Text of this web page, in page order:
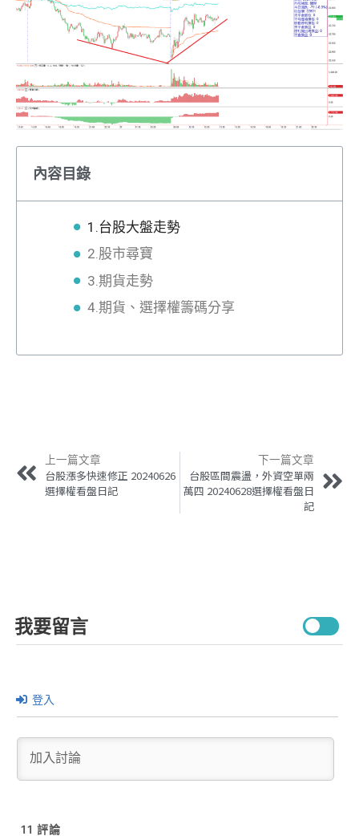
內容目錄
1.台股大盤走勢
2.股市尋寶
3.期貨走勢
4.期貨、選擇權籌碼分享
上一篇文章
台股漲多快速修正 20240626
選擇權看盤日記
下一篇文章
台股區間震盪，外資空單兩
萬四 20240628選擇權看盤日
記
我要留言
登入
11 評論